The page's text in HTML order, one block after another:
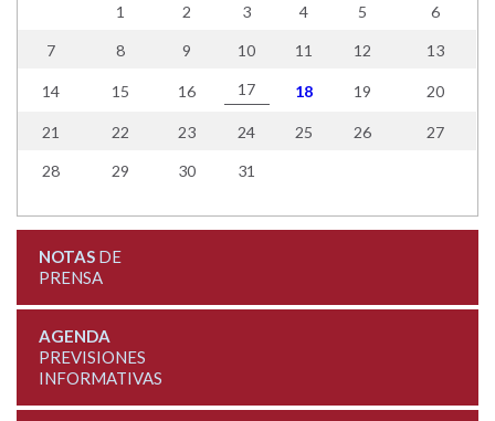
1 2 3 4 5 6
7 8 9 10 11 12 13
14 15 16 17 18 19 20
21 22 23 24 25 26 27
28 29 30 31
NOTASDE
PRENSA
AGENDA
PREVISIONES
INFORMATIVAS